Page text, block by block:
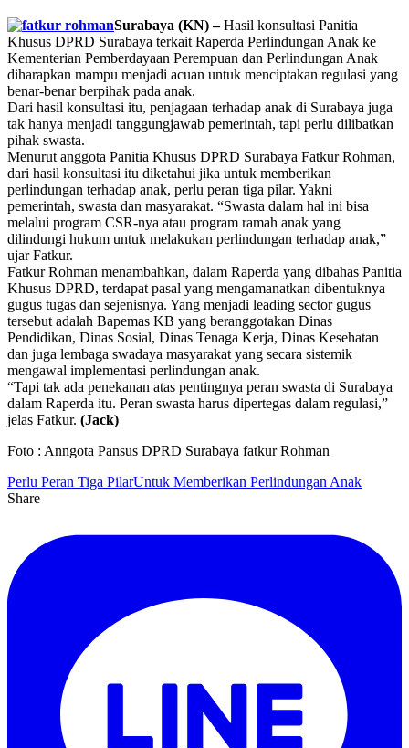
Surabaya (KN) –Hasil konsultasi Panitia
Khusus DPRD Surabaya terkait Raperda Perlindungan Anak ke
Kementerian Pemberdayaan Perempuan dan Perlindungan Anak
diharapkan mampu menjadi acuan untuk menciptakan regulasi yang
benar-benar berpihak pada anak.
Dari hasil konsultasi itu, penjagaan terhadap anak di Surabaya juga
tak hanya menjadi tanggungjawab pemerintah, tapi perlu dilibatkan
pihak swasta.
Menurut anggota Panitia Khusus DPRD Surabaya Fatkur Rohman,
dari hasil konsultasi itu diketahui jika untuk memberikan
perlindungan terhadap anak, perlu peran tiga pilar. Yakni
pemerintah, swasta dan masyarakat. “Swasta dalam hal ini bisa
melalui program CSR-nya atau program ramah anak yang
dilindungi hukum untuk melakukan perlindungan terhadap anak,”
ujar Fatkur.
Fatkur Rohman menambahkan, dalam Raperda yang dibahas Panitia
Khusus DPRD, terdapat pasal yang mengamanatkan dibentuknya
gugus tugas dan sejenisnya. Yang menjadi leading sector gugus
tersebut adalah Bapemas KB yang beranggotakan Dinas
Pendidikan, Dinas Sosial, Dinas Tenaga Kerja, Dinas Kesehatan
dan juga lembaga swadaya masyarakat yang secara sistemik
mengawal implementasi perlindungan anak.
“Tapi tak ada penekanan atas pentingnya peran swasta di Surabaya
dalam Raperda itu. Peran swasta harus dipertegas dalam regulasi,”
jelas Fatkur. (Jack)
Foto : Anngota Pansus DPRD Surabaya fatkur Rohman
Perlu Peran Tiga PilarUntuk Memberikan Perlindungan Anak
Share